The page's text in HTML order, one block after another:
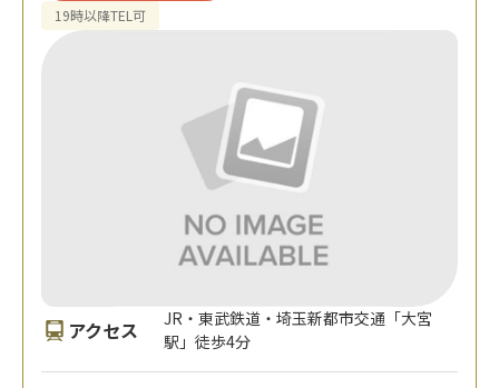
19時以降TEL可
アクセス
JR・東武鉄道・埼玉新都市交通「大宮
駅」徒歩4分